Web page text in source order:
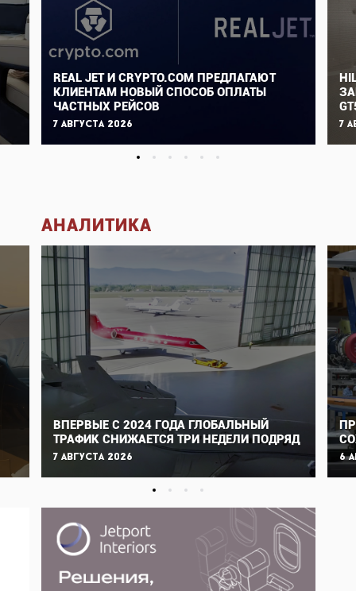
REAL JET И CRYPTO.COM ПРЕДЛАГАЮТ
КЛИЕНТАМ НОВЫЙ СПОСОБ ОПЛАТЫ
ЧАСТНЫХ РЕЙСОВ
7 августа 2026 7
АНАЛИТИКА
ВПЕРВЫЕ С 2024 ГОДА ГЛОБАЛЬНЫЙ
ТРАФИК СНИЖАЕТСЯ ТРИ НЕДЕЛИ ПОДРЯД
7 августа 2026 6